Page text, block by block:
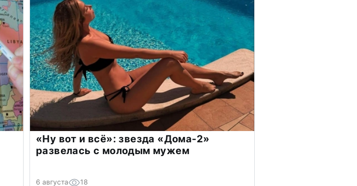
«Ну вот и всё»: звезда «Дома-2»
развелась с молодым мужем
6 августа 18